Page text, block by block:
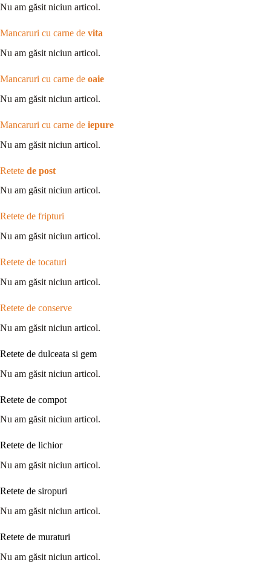
Nu am găsit niciun articol.
Mancaruri cu carne de vita
Nu am găsit niciun articol.
Mancaruri cu carne de oaie
Nu am găsit niciun articol.
Mancaruri cu carne de iepure
Nu am găsit niciun articol.
Retete de post
Nu am găsit niciun articol.
Retete de fripturi
Nu am găsit niciun articol.
Retete de tocaturi
Nu am găsit niciun articol.
Retete de conserve
Nu am găsit niciun articol.
Retete de dulceata si gem
Nu am găsit niciun articol.
Retete de compot
Nu am găsit niciun articol.
Retete de lichior
Nu am găsit niciun articol.
Retete de siropuri
Nu am găsit niciun articol.
Retete de muraturi
Nu am găsit niciun articol.